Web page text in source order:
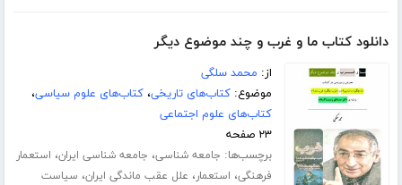
دانلود کتاب ما و غرب و چند موضوع دیگر
از: محمد سلگی
موضوع:کتاب‌های تاریخی،کتاب‌های علوم سیاسی،
کتاب‌های علوم اجتماعی
۲۳ صفحه
برچسب‌ها: جامعه شناسی، جامعه شناسی ایران، استعمار
فرهنگی، استعمار، علل عقب ماندگی ایران، سیاست